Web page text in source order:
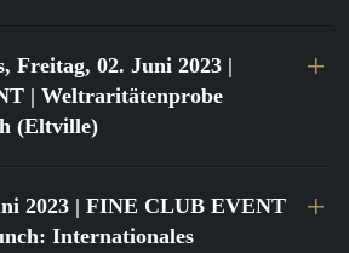
Freitag, 02. Juni 2023 |
| Weltraritätenprobe
(Eltville)
2023 | FINE CLUB EVENT
Internationales